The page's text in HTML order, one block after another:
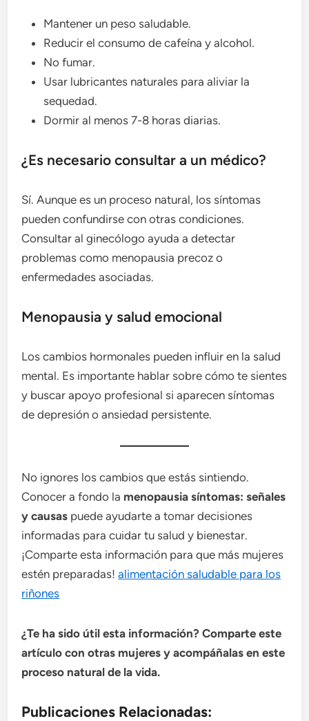
Mantener un peso saludable.
Reducir el consumo de cafeína y alcohol.
No fumar.
Usar lubricantes naturales para aliviar la
sequedad.
Dormir al menos 7-8 horas diarias.
¿Es necesario consultar a un médico?
Sí. Aunque es un proceso natural, los síntomas
pueden confundirse con otras condiciones.
Consultar al ginecólogo ayuda a detectar
problemas como menopausia precoz o
enfermedades asociadas.
Menopausia y salud emocional
Los cambios hormonales pueden influir en la salud
mental. Es importante hablar sobre cómo te sientes
y buscar apoyo profesional si aparecen síntomas
de depresión o ansiedad persistente.
No ignores los cambios que estás sintiendo.
Conocer a fondo la menopausia síntomas: señales
y causas puede ayudarte a tomar decisiones
informadas para cuidar tu salud y bienestar.
¡Comparte esta información para que más mujeres
estén preparadas!alimentación saludable para los
riñones
¿Te ha sido útil esta información? Comparte este
artículo con otras mujeres y acompáñalas en este
proceso natural de la vida.
Publicaciones Relacionadas: